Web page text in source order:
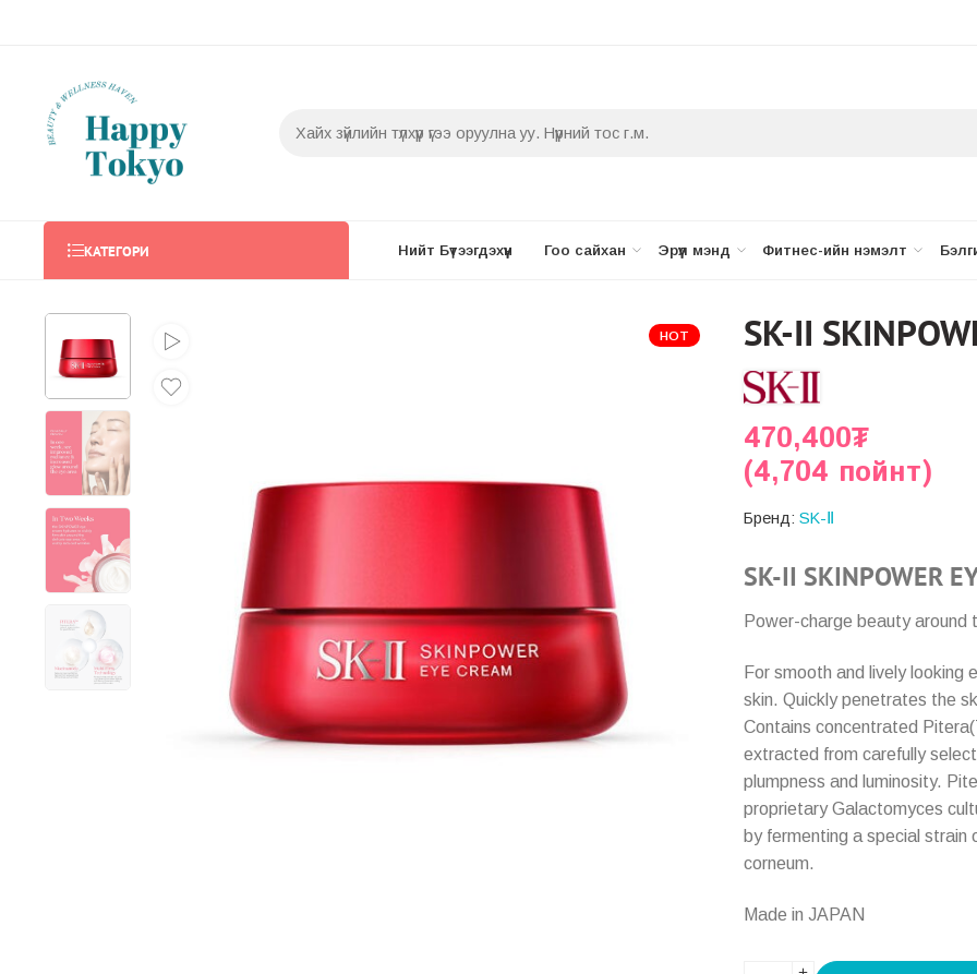
КАТЕГОРИ Нийт Бүтээгдэхүүн Гоо сайхан Эрүүл мэнд Фитнес-ийн нэмэлт
HOT SK-II
470,400₮
(4,704 пойнт)
Бренд: SK-Ⅱ
SK-II SKINPOWER
Power-charge beauty
For smooth and lively
skin. Quickly penetrates the
Contains concentrated
extracted from carefully
plumpness and luminosity.
proprietary Galactomyces
by fermenting a special
corneum.
Made in JAPAN